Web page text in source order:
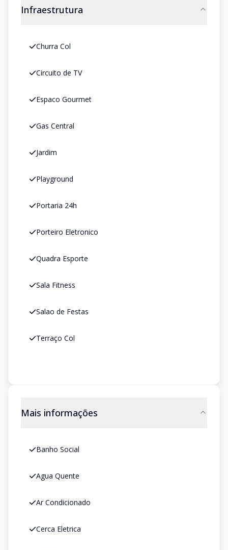
Infraestrutura
Churra Col
Circuito de TV
Espaco Gourmet
Gas Central
Jardim
Playground
Portaria 24h
Porteiro Eletronico
Quadra Esporte
Sala Fitness
Salao de Festas
Terraço Col
Mais informações
Banho Social
Agua Quente
Ar Condicionado
Cerca Eletrica